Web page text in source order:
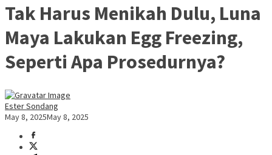
Tak Harus Menikah Dulu, Luna
Maya Lakukan Egg Freezing,
Seperti Apa Prosedurnya?
Ester Sondang
May 8, 2025May 8, 2025